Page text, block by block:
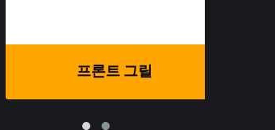
프론트 그릴